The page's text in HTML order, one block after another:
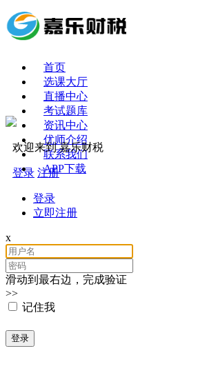
首页
选课大厅
直播中心
考试题库
资讯中心
优师介绍
联系我们
APP下载
欢迎来到 嘉乐财税
登录 注册
登录
立即注册
x
滑动到最右边，完成验证
>>
记住我
登录